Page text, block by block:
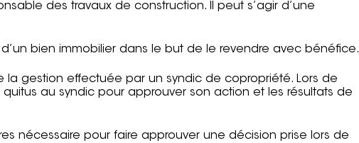
des travaux de construction. Il peut s’agir d’une
bien immobilier dans le but de le revendre avec bénéfice.
la gestion effectuée par un syndic de copropriété. Lors de
au syndic pour approuver son action et les résultats de
nécessaire pour faire approuver une décision prise lors de